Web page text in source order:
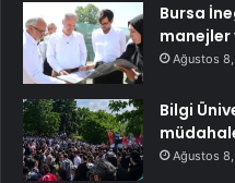
Bursa
manejler
Ağustos
Bilgi
Ağustos